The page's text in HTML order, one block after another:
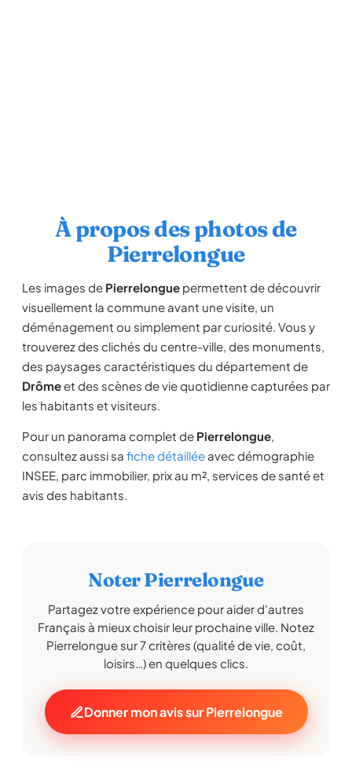
À propos des photos de
Pierrelongue
Les images de Pierrelongue permettent de découvrir
visuellement la commune avant une visite, un
déménagement ou simplement par curiosité. Vous y
trouverez des clichés du centre-ville, des monuments,
des paysages caractéristiques du département de
Drômeet des scènes de vie quotidienne capturées par
les habitants et visiteurs.
Pour un panorama complet de Pierrelongue,
consultez aussi sa fiche détaillée avec démographie
INSEE, parc immobilier, prix au m², services de santé et
avis des habitants.
Noter Pierrelongue
Partagez votre expérience pour aider d'autres
Français à mieux choisir leur prochaine ville. Notez
Pierrelongue sur 7 critères (qualité de vie, coût,
loisirs…) en quelques clics.
Donner mon avis sur Pierrelongue